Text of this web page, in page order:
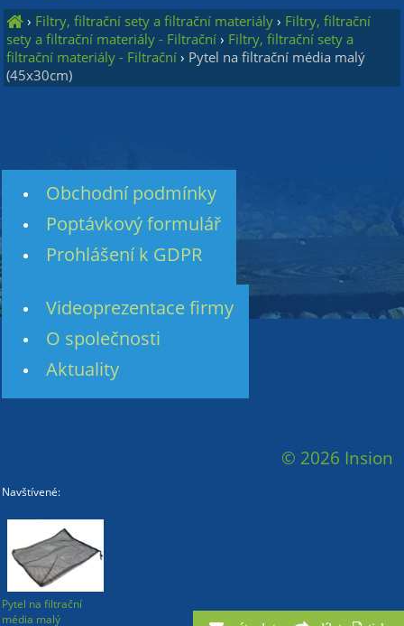
› Filtry, filtrační sety a filtrační materiály › Filtry, filtrační
sety a filtrační materiály - Filtrační › Filtry, filtrační sety a
filtrační materiály - Filtrační › Pytel na filtrační média malý
(45x30cm)
Obchodní podmínky
Poptávkový formulář
Prohlášení k GDPR
Videoprezentace firmy
O společnosti
Aktuality
© 2026 Insion
Navštívené:
Pytel na filtrační
média malý